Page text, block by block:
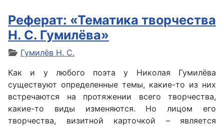
Реферат: «Тематика творчества
Н. С. Гумилёва»
Гумилёв Н. С.
Как и у любого поэта у Николая Гумилёва
существуют определенные темы, какие-то из них
встречаются на протяжении всего творчества,
какие-то виды изменяются. Но лицом его
творчества, визитной карточкой – является